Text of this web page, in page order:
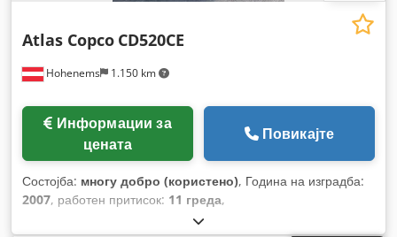
Hohenems 1.150 km
Atlas Copco CD520CE
цената
Повикајте
Состојба: многу добро (користено), Година на изградба:
2007, работен притисок: 11 греда,